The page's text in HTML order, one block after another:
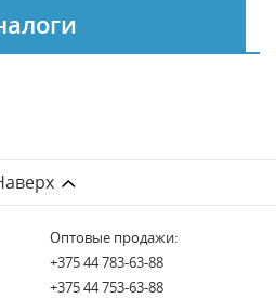
Оптовые продажи:
+375 44 783-63-88
+375 44 753-63-88